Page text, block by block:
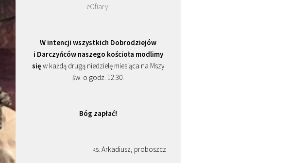
eOfiary.
W intencji wszystkich Dobrodziejów
i Darczyńców naszego kościoła modlimy
się w każdą drugą niedzielę miesiąca na Mszy
św. o godz. 12.30.
Bóg zapłać!
ks. Arkadiusz, proboszcz